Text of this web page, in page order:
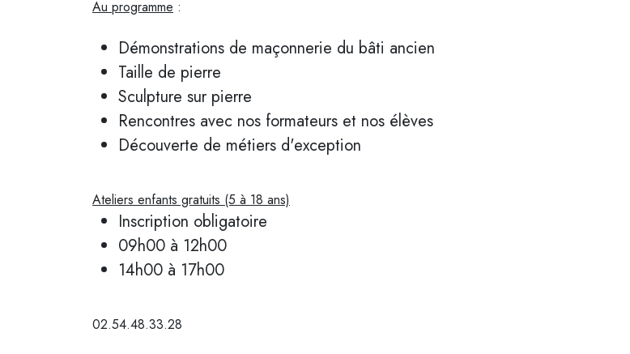
Au programme :
Démonstrations de maçonnerie du bâti ancien
Taille de pierre
Sculpture sur pierre
Rencontres avec nos formateurs et nos élèves
Découverte de métiers d'exception
Ateliers enfants gratuits (5 à 18 ans)
Inscription obligatoire
09h00 à 12h00
14h00 à 17h00
02.54.48.33.28